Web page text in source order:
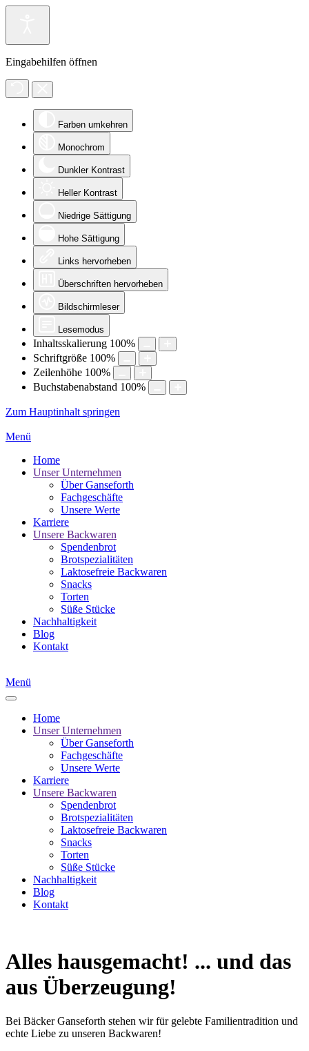
Eingabehilfen öffnen
Farben umkehren
Monochrom
Dunkler Kontrast
Heller Kontrast
Niedrige Sättigung
Hohe Sättigung
Links hervorheben
Überschriften hervorheben
Bildschirmleser
Lesemodus
Inhaltsskalierung 100%
Schriftgröße 100%
Zeilenhöhe 100%
Buchstabenabstand 100%
Zum Hauptinhalt springen
Menü
Home
Unser Unternehmen
Über Ganseforth
Fachgeschäfte
Unsere Werte
Karriere
Unsere Backwaren
Spendenbrot
Brotspezialitäten
Laktosefreie Backwaren
Snacks
Torten
Süße Stücke
Nachhaltigkeit
Blog
Kontakt
Menü
Home
Unser Unternehmen
Über Ganseforth
Fachgeschäfte
Unsere Werte
Karriere
Unsere Backwaren
Spendenbrot
Brotspezialitäten
Laktosefreie Backwaren
Snacks
Torten
Süße Stücke
Nachhaltigkeit
Blog
Kontakt
Alles hausgemacht! ... und das
aus Überzeugung!
Bei Bäcker Ganseforth stehen wir für gelebte Familientradition und
echte Liebe zu unseren Backwaren!